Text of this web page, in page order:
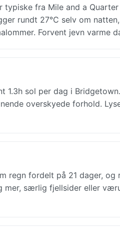
fra Mile and a
rundt 27°C selv om
Forvent jevn varme
1.3h sol per dag i
overskyede forhold.
regn fordelt på 21 dager, og
mer, særlig fjellsider eller